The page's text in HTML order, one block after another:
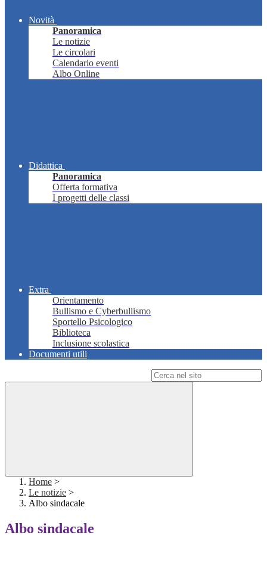
Novità
Panoramica
Le notizie
Le circolari
Calendario eventi
Albo Online
Didattica
Panoramica
Offerta formativa
I progetti delle classi
Extra
Orientamento
Bullismo e Cyberbullismo
Sportello Psicologico
Biblioteca
Inclusione scolastica
Documenti utili
Home >
Le notizie >
Albo sindacale
Albo sindacale